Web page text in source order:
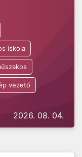
iskola
vezető
2026. 08. 04.